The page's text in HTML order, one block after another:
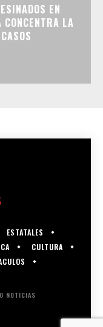
EN
LA
ESTATALES
CULTURA
NOTICIAS